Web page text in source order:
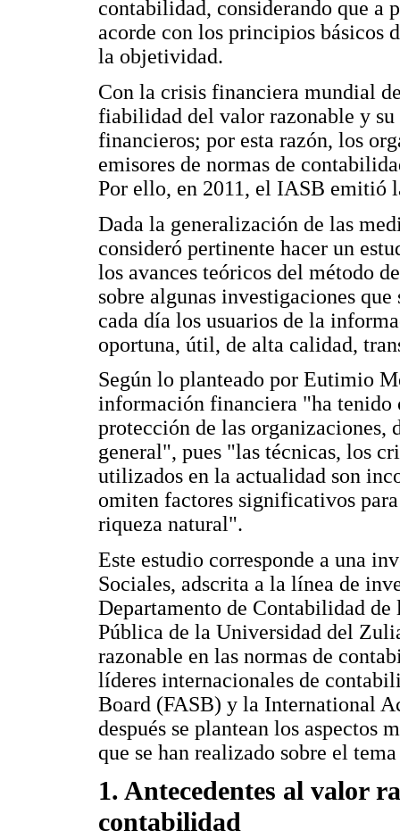
contabilidad, considerando que a
acorde con los principios básicos
la objetividad.
Con la crisis financiera mundial
fiabilidad del valor razonable y
financieros; por esta razón, los
emisores de normas de
Por ello, en 2011, el IASB emitió
Dada la generalización de las
consideró pertinente hacer un
los avances teóricos del método
sobre algunas investigaciones
cada día los usuarios de la
oportuna, útil, de alta calidad,
Según lo planteado por Eutimio
información financiera "ha tenido
protección de las organizaciones,
general", pues "las técnicas, los
utilizados en la actualidad son
omiten factores significativos
riqueza natural".
Este estudio corresponde a una
Sociales, adscrita a la línea de
Departamento de Contabilidad
Pública de la Universidad del
razonable en las normas de
líderes internacionales de
Board (FASB) y la International
después se plantean los aspectos
que se han realizado sobre el
1. Antecedentes al valor
contabilidad